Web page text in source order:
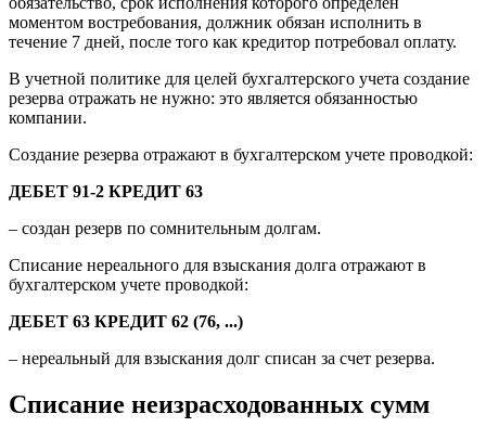
моментом востребования, должник обязан исполнить в
течение 7 дней, после того как кредитор потребовал оплату.
В учетной политике для целей бухгалтерского учета создание
резерва отражать не нужно: это является обязанностью
компании.
Создание резерва отражают в бухгалтерском учете проводкой:
ДЕБЕТ 91-2 КРЕДИТ 63
– создан резерв по сомнительным долгам.
Списание нереального для взыскания долга отражают в
бухгалтерском учете проводкой:
ДЕБЕТ 63 КРЕДИТ 62 (76, ...)
– нереальный для взыскания долг списан за счет резерва.
Списание неизрасходованных сумм